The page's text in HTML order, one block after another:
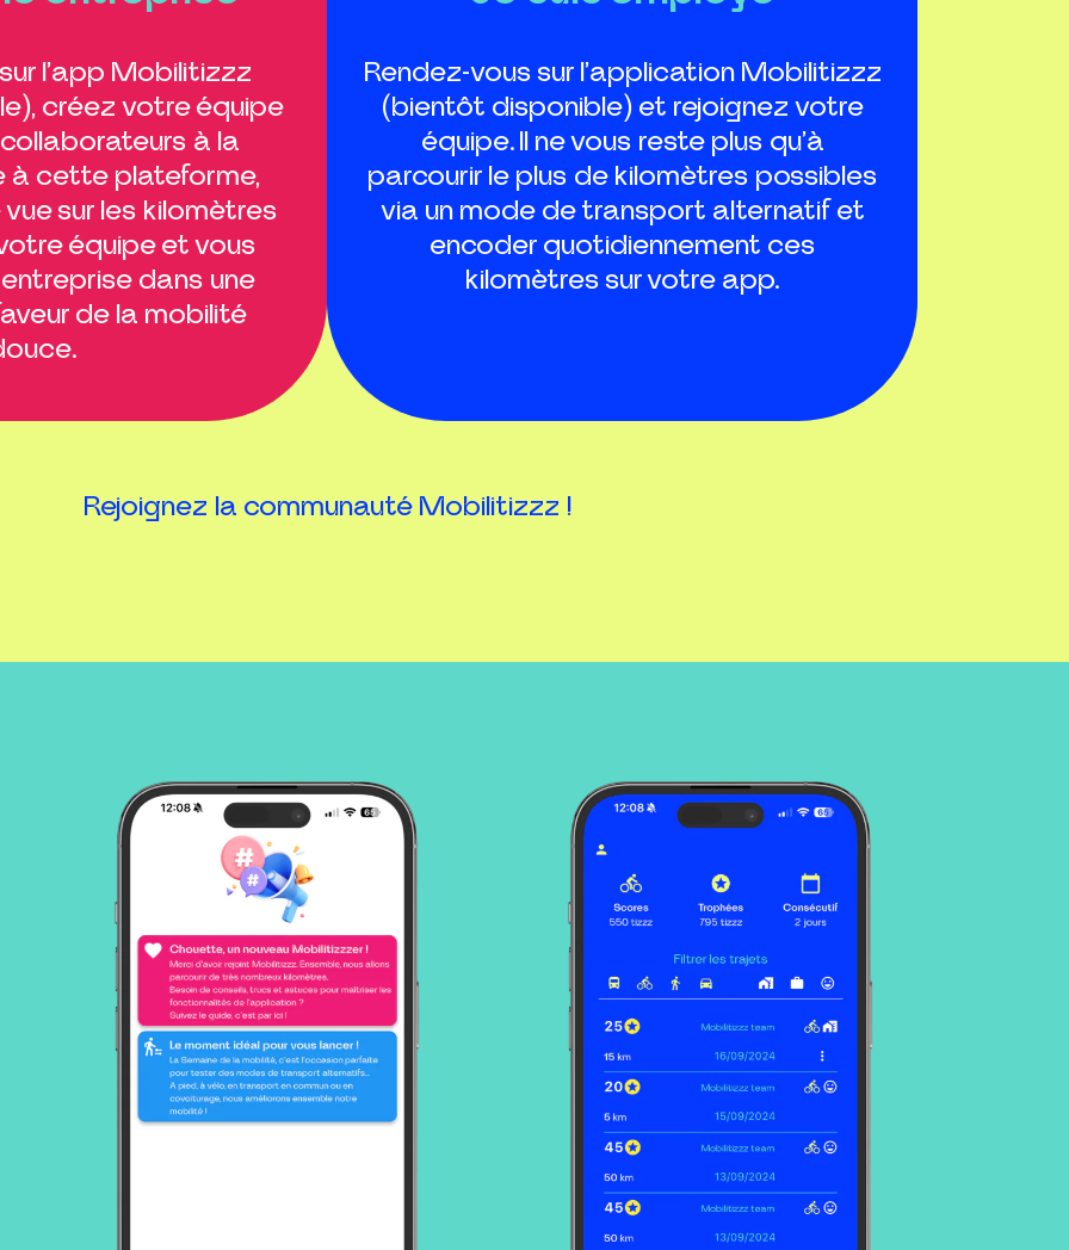
l’app Mobilitizzz
créez votre équipe
à la
à cette plateforme,
sur les kilomètres
équipe et vous
dans une
de la mobilité
Rendez-vous sur l’application Mobilitizzz
(bientôt disponible) et rejoignez votre
équipe. Il ne vous reste plus qu’à
parcourir le plus de kilomètres possibles
via un mode de transport alternatif et
encoder quotidiennement ces
kilomètres sur votre app.
Rejoignez la communauté Mobilitizzz !